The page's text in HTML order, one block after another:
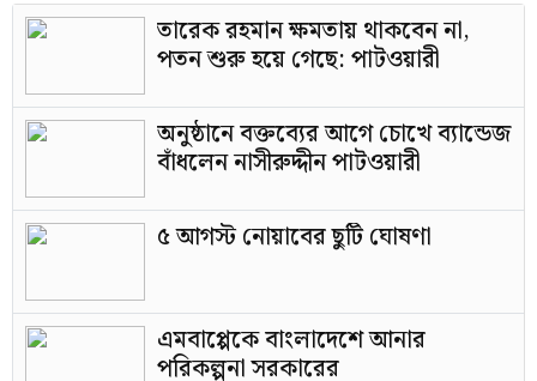
তারেক রহমান ক্ষমতায় থাকবেন না,
পতন শুরু হয়ে গেছে: পাটওয়ারী
অনুষ্ঠানে বক্তব্যের আগে চোখে ব্যান্ডেজ
বাঁধলেন নাসীরুদ্দীন পাটওয়ারী
৫ আগস্ট নোয়াবের ছুটি ঘোষণা
এমবাপ্পেকে বাংলাদেশে আনার
পরিকল্পনা সরকারের